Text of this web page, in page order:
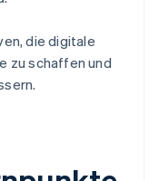
die digitale
zu schaffen und